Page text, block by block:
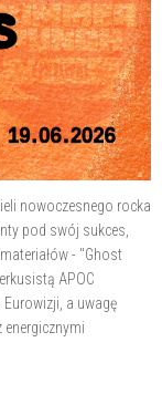
nowoczesnego rocka
pod swój sukces,
- "Ghost
APOC
a uwagę